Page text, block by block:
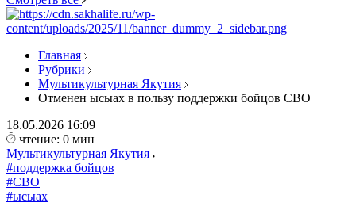
Главная
Рубрики
Мультикультурная Якутия
Отменен ысыах в пользу поддержки бойцов СВО
18.05.2026 16:09
чтение: 0 мин
Мультикультурная Якутия
#поддержка бойцов
#СВО
#ысыах